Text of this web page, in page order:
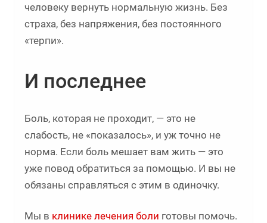
человеку вернуть нормальную жизнь. Без
страха, без напряжения, без постоянного
«терпи».
И последнее
Боль, которая не проходит, — это не
слабость, не «показалось», и уж точно не
норма. Если боль мешает вам жить — это
уже повод обратиться за помощью. И вы не
обязаны справляться с этим в одиночку.
Мы в клинике лечения боли готовы помочь.